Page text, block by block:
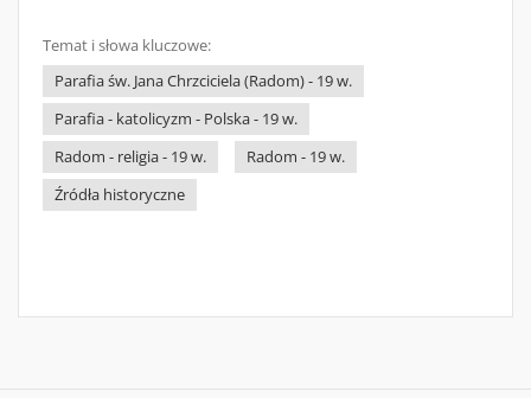
Temat i słowa kluczowe:
Parafia św. Jana Chrzciciela (Radom) - 19 w.
Parafia - katolicyzm - Polska - 19 w.
Radom - religia - 19 w.
Radom - 19 w.
Źródła historyczne